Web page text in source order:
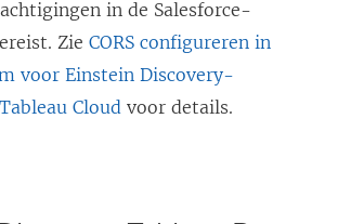
in de Salesforce-
Zie CORS configureren in
voor Einstein Discovery-
Cloud voor details.